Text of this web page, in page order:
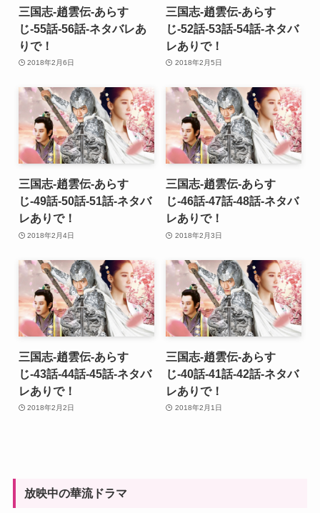
三国志-趙雲伝-あらす
じ-55話-56話-ネタバレあ
りで！
2018年2月6日
三国志-趙雲伝-あらす
じ-52話-53話-54話-ネタバ
レありで！
2018年2月5日
三国志-趙雲伝-あらす
じ-49話-50話-51話-ネタバ
レありで！
2018年2月4日
三国志-趙雲伝-あらす
じ-46話-47話-48話-ネタバ
レありで！
2018年2月3日
三国志-趙雲伝-あらす
じ-43話-44話-45話-ネタバ
レありで！
2018年2月2日
三国志-趙雲伝-あらす
じ-40話-41話-42話-ネタバ
レありで！
2018年2月1日
放映中の華流ドラマ